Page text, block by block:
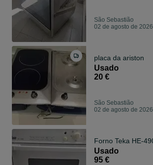
São Sebastião
02 de agosto de 2026
placa da ariston
Usado
20 €
São Sebastião
02 de agosto de 2026
Forno Teka HE-
Usado
95 €